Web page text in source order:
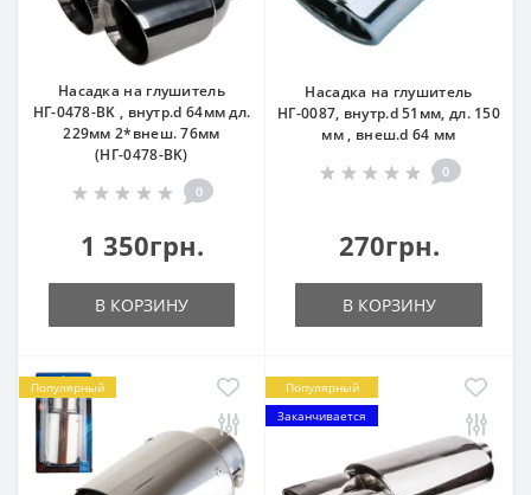
Насадка на глушитель
НГ-0478-BK , внутр.d 64мм дл.
229мм 2*внеш. 76мм
(НГ-0478-BK)
0
1 350грн.
В КОРЗИНУ
Насадка на глушитель
НГ-0087, внутр.d 51мм, дл. 150
мм , внеш.d 64 мм
0
270грн.
В КОРЗИНУ
Популярный
Популярный
Заканчивается